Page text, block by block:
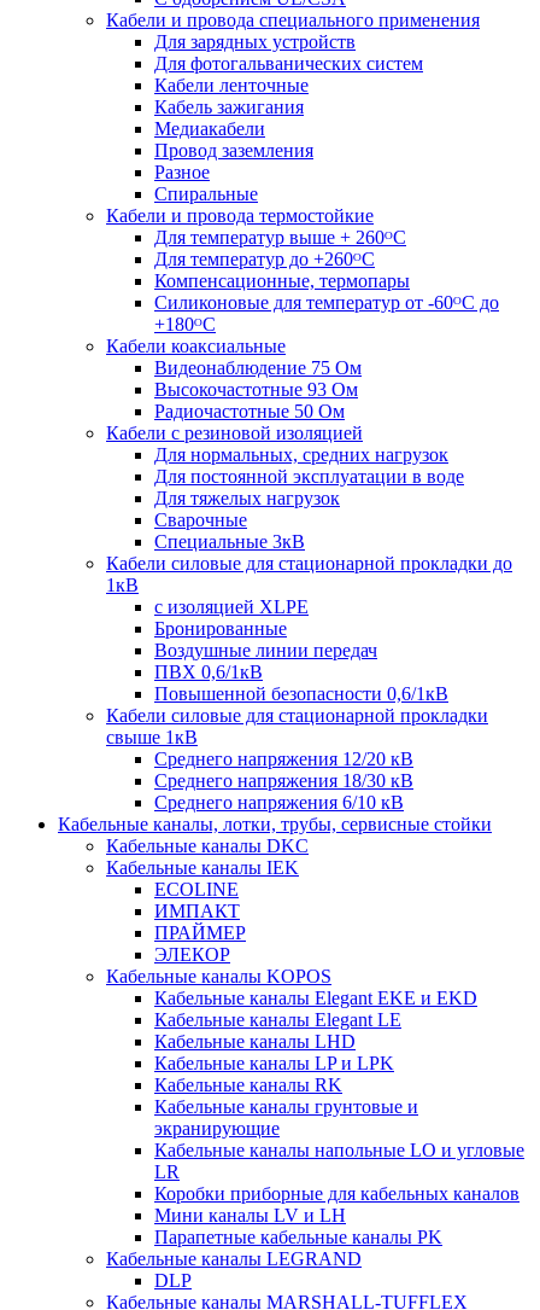
Кабели и провода специального применения
Для зарядных устройств
Для фотогальванических систем
Кабели ленточные
Кабель зажигания
Медиакабели
Провод заземления
Разное
Спиральные
Кабели и провода термостойкие
Для температур выше + 260ᴼС
Для температур до +260ᴼС
Компенсационные, термопары
Силиконовые для температур от -60ᴼC до
+180ᴼС
Кабели коаксиальные
Видеонаблюдение 75 Ом
Высокочастотные 93 Ом
Радиочастотные 50 Ом
Кабели с резиновой изоляцией
Для нормальных, средних нагрузок
Для постоянной эксплуатации в воде
Для тяжелых нагрузок
Сварочные
Специальные 3кВ
Кабели силовые для стационарной прокладки до
1кВ
c изоляцией XLPE
Бронированные
Воздушные линии передач
ПВХ 0,6/1кВ
Повышенной безопасности 0,6/1кВ
Кабели силовые для стационарной прокладки
свыше 1кВ
Среднего напряжения 12/20 кВ
Среднего напряжения 18/30 кВ
Среднего напряжения 6/10 кВ
Кабельные каналы, лотки, трубы, сервисные стойки
Кабельные каналы DKC
Кабельные каналы IEK
ECOLINE
ИМПАКТ
ПРАЙМЕР
ЭЛЕКОР
Кабельные каналы KOPOS
Кабельные каналы Elegant EKE и EKD
Кабельные каналы Elegant LE
Кабельные каналы LHD
Кабельные каналы LP и LPK
Кабельные каналы RK
Кабельные каналы грунтовые и
экранирующие
Кабельные каналы напольные LO и угловые
LR
Коробки приборные для кабельных каналов
Мини каналы LV и LH
Парапетные кабельные каналы PK
Кабельные каналы LEGRAND
DLP
Кабельные каналы MARSHALL-TUFFLEX